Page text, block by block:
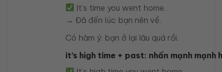
It’s time you went home.
→ Đã đến lúc bạn nên về.
Có hàm ý: bạn ở lại lâu quá rồi.
it’s high time + past: nhấn mạnh mạnh